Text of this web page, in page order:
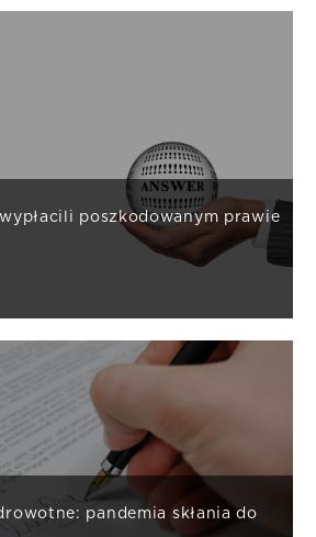
poszkodowanym prawie
pandemia skłania do